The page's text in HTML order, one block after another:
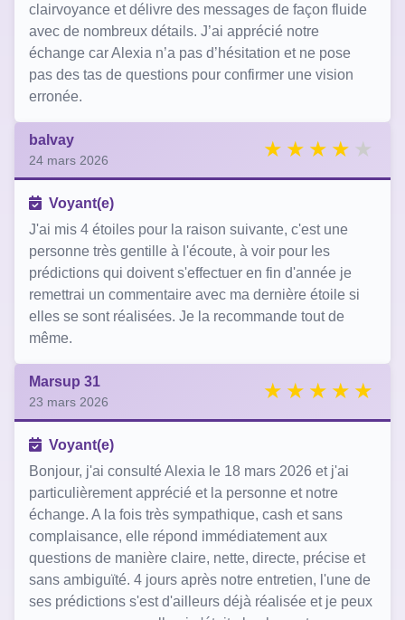
clairvoyance et délivre des messages de façon fluide
avec de nombreux détails. J’ai apprécié notre
échange car Alexia n’a pas d’hésitation et ne pose
pas des tas de questions pour confirmer une vision
erronée.
balvay
24 mars 2026
Voyant(e)
J'ai mis 4 étoiles pour la raison suivante, c'est une
personne très gentille à l'écoute, à voir pour les
prédictions qui doivent s'effectuer en fin d'année je
remettrai un commentaire avec ma dernière étoile si
elles se sont réalisées. Je la recommande tout de
même.
Marsup 31
23 mars 2026
Voyant(e)
Bonjour, j'ai consulté Alexia le 18 mars 2026 et j'ai
particulièrement apprécié et la personne et notre
échange. A la fois très sympathique, cash et sans
complaisance, elle répond immédiatement aux
questions de manière claire, nette, directe, précise et
sans ambiguïté. 4 jours après notre entretien, l'une de
ses prédictions s'est d'ailleurs déjà réalisée et je peux